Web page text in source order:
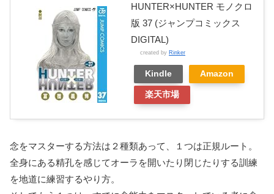
HUNTER×HUNTER モノクロ
版 37 (ジャンプコミックス
DIGITAL)
created by Rinker
Kindle Amazon
楽天市場
念をマスターする方法は２種類あって、１つは正規ルート。
全身にある精孔を感じてオーラを開いたり閉じたりする訓練
を地道に練習するやり方。